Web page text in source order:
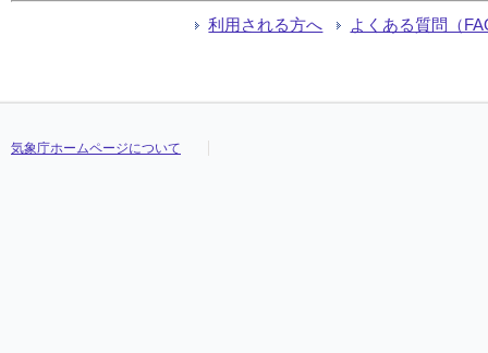
利用される方へ よくある質問（
気象庁ホームページについて